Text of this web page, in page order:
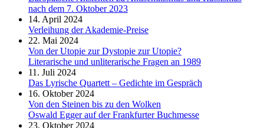
nach dem 7. Oktober 2023
14. April 2024
Verleihung der Akademie-Preise
22. Mai 2024
Von der Utopie zur Dystopie zur Utopie?
Literarische und unliterarische Fragen an 1989
11. Juli 2024
Das Lyrische Quartett – Gedichte im Gespräch
16. Oktober 2024
Von den Steinen bis zu den Wolken
Oswald Egger auf der Frankfurter Buchmesse
23. Oktober 2024